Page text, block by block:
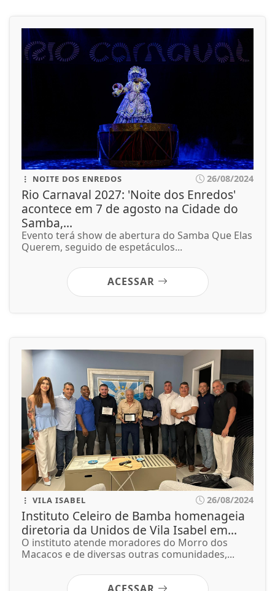
NOITE DOS ENREDOS 26/08/2024
Rio Carnaval 2027: 'Noite dos Enredos'
acontece em 7 de agosto na Cidade do
Samba,...
Evento terá show de abertura do Samba Que Elas
Querem, seguido de espetáculos...
ACESSAR
VILA ISABEL 26/08/2024
Instituto Celeiro de Bamba homenageia
diretoria da Unidos de Vila Isabel em...
O instituto atende moradores do Morro dos
Macacos e de diversas outras comunidades,...